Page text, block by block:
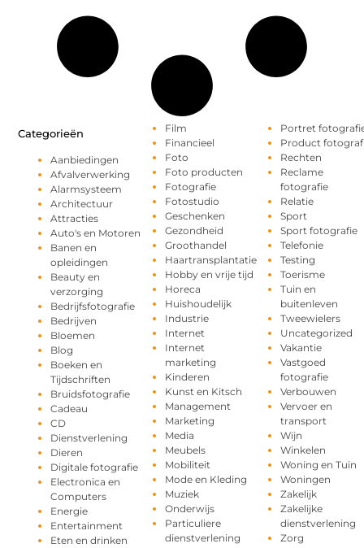
Categorieën
Aanbiedingen
Afvalverwerking
Alarmsysteem
Architectuur
Attracties
Auto's en Motoren
Banen en
opleidingen
Beauty en
verzorging
Bedrijfsfotografie
Bedrijven
Bloemen
Blog
Boeken en
Tijdschriften
Bruidsfotografie
Cadeau
CD
Dienstverlening
Dieren
Digitale fotografie
Electronica en
Computers
Energie
Entertainment
Eten en drinken
Film
Financieel
Foto
Foto producten
Fotografie
Fotostudio
Geschenken
Gezondheid
Groothandel
Haartransplantatie
Hobby en vrije tijd
Horeca
Huishoudelijk
Industrie
Internet
Internet
marketing
Kinderen
Kunst en Kitsch
Management
Marketing
Media
Meubels
Mobiliteit
Mode en Kleding
Muziek
Onderwijs
Particuliere
dienstverlening
Portret
Product
Rechten
Reclame
fotografie
Relatie
Sport
Sport fotografie
Telefonie
Testing
Toerisme
Tuin en
buitenleven
Tweewielers
Uncategorized
Vakantie
Vastgoed
fotografie
Verbouwen
Vervoer en
transport
Wijn
Winkelen
Woning en Tuin
Woningen
Zakelijk
Zakelijke
dienstverlening
Zorg